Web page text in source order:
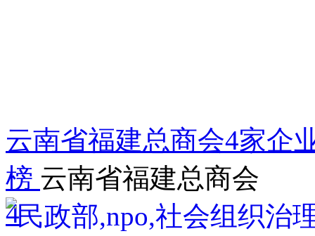
云南省福建总商会4家企
榜 云南省福建总商会
4